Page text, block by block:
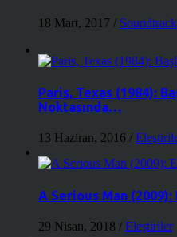
18 Mart, 2017 /
Paris, Texas (1984):
Noktasında…
13 Haziran, 2016 /
A Serious Man (2009):
29 Nisan, 2018 / Eleştiriler